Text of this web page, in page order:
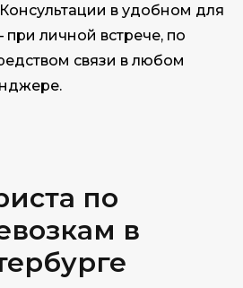
в удобном для
при личной встрече, по
связи в любом
по
в